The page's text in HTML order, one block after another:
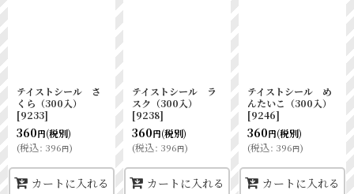
テイストシール さ
くら（300入）
[9233]
360円(税別)
(税込: 396円)
カートに入れる
テイストシール ラ
スク（300入）
[9238]
360円(税別)
(税込: 396円)
カートに入れる
テイストシール め
んたいこ（300入）
[9246]
360円(税別)
(税込: 396円)
カートに入れる